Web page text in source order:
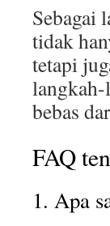
Sebagai
tidak
tetapi
langkah-
bebas
FAQ
1. Apa